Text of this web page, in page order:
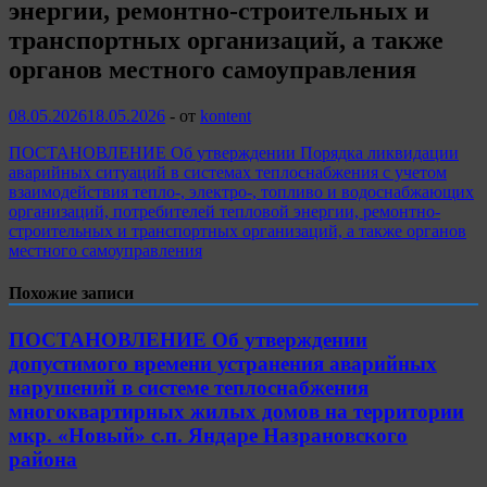
энергии, ремонтно-строительных и
транспортных организаций, а также
органов местного самоуправления
08.05.202618.05.2026 - от kontent
ПОСТАНОВЛЕНИЕ Об утверждении Порядка ликвидации
аварийных ситуаций в системах теплоснабжения с учетом
взаимодействия тепло-, электро-, топливо и водоснабжающих
организаций, потребителей тепловой энергии, ремонтно-
строительных и транспортных организаций, а также органов
местного самоуправления
Похожие записи
ПОСТАНОВЛЕНИЕ Об утверждении
допустимого времени устранения аварийных
нарушений в системе теплоснабжения
многоквартирных жилых домов на территории
мкр. «Новый» с.п. Яндаре Назрановского
района